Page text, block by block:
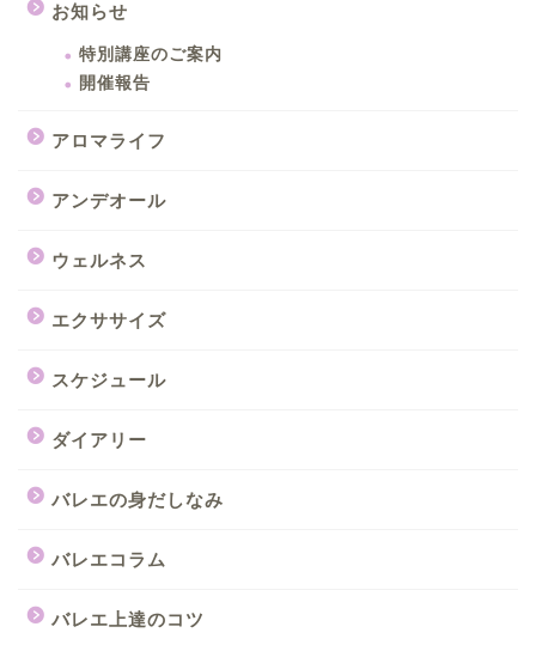
お知らせ
特別講座のご案内
開催報告
アロマライフ
アンデオール
ウェルネス
エクササイズ
スケジュール
ダイアリー
バレエの身だしなみ
バレエコラム
バレエ上達のコツ